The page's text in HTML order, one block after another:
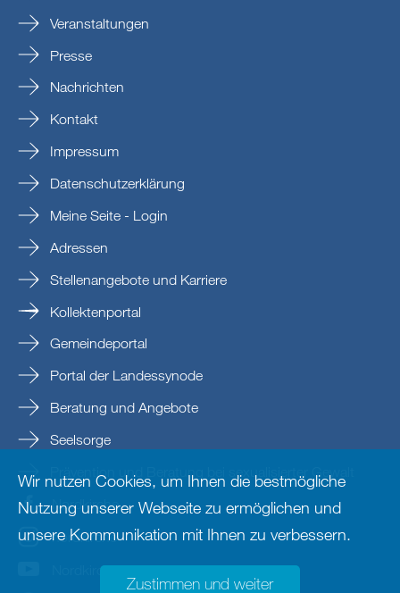
Veranstaltungen
Presse
Nachrichten
Kontakt
Impressum
Datenschutzerklärung
Meine Seite - Login
Adressen
Stellenangebote und Karriere
Kollektenportal
Gemeindeportal
Portal der Landessynode
Beratung und Angebote
Seelsorge
Prävention und Beratung bei sexualisierter Gewalt
Nordkirche
nordkirche
Nordkirche
Wir nutzen Cookies, um Ihnen die bestmögliche
Nutzung unserer Webseite zu ermöglichen und
unsere Kommunikation mit Ihnen zu verbessern.
Zustimmen und weiter